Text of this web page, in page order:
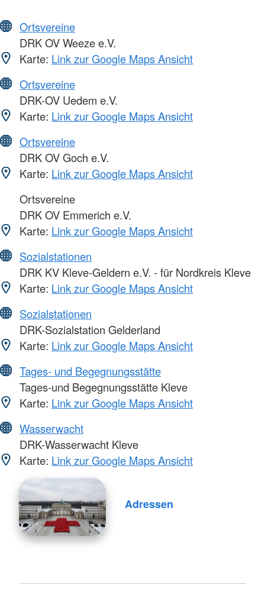
Ortsvereine
DRK OV Weeze e.V.
Karte: Link zur Google Maps Ansicht
Ortsvereine
DRK-OV Uedem e.V.
Karte: Link zur Google Maps Ansicht
Ortsvereine
DRK OV Goch e.V.
Karte: Link zur Google Maps Ansicht
Ortsvereine
DRK OV Emmerich e.V.
Karte: Link zur Google Maps Ansicht
Sozialstationen
DRK KV Kleve-Geldern e.V. - für Nordkreis Kleve
Karte: Link zur Google Maps Ansicht
Sozialstationen
DRK-Sozialstation Gelderland
Karte: Link zur Google Maps Ansicht
Tages- und Begegnungsstätte
Tages-und Begegnungsstätte Kleve
Karte: Link zur Google Maps Ansicht
Wasserwacht
DRK-Wasserwacht Kleve
Karte: Link zur Google Maps Ansicht
Adressen